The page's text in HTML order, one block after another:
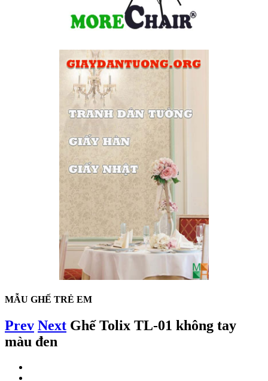
MẪU GHẾ TRẺ EM
Prev Next Ghế Tolix TL-01 không tay
màu đen